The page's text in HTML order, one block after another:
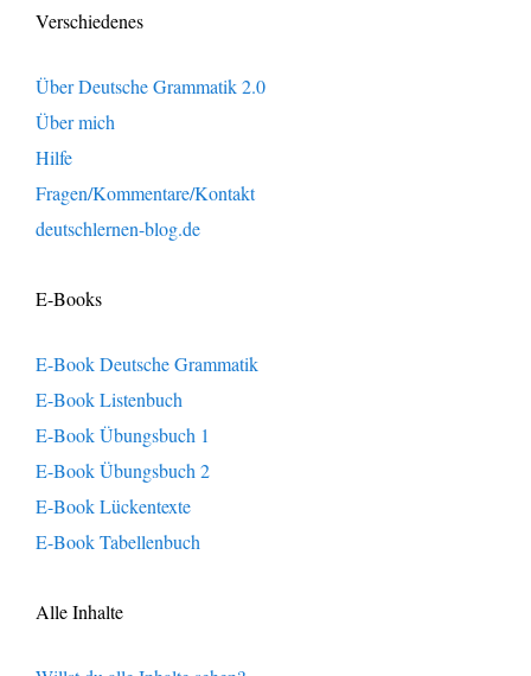
Verschiedenes
Über Deutsche Grammatik 2.0
Über mich
Hilfe
Fragen/Kommentare/Kontakt
deutschlernen-blog.de
E-Books
E-Book Deutsche Grammatik
E-Book Listenbuch
E-Book Übungsbuch 1
E-Book Übungsbuch 2
E-Book Lückentexte
E-Book Tabellenbuch
Alle Inhalte